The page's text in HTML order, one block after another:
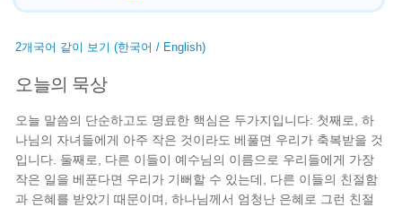
2개국어 같이 보기 (한국어 / English)
오늘의 묵상
오늘 말씀의 단순하고도 명료한 핵심은 두가지입니다: 첫째로, 하
나님의 자녀들에게 아주 작은 것이라도 베풀면 우리가 축복받을 것
입니다. 둘째로, 다른 이들이 예수님의 이름으로 우리들에게 가장
작은 일을 베푼다면 우리가 기뻐할 수 있는데, 다른 이들의 친절함
과 은혜를 받았기 때문이며, 하나님께서 엄청난 은혜로 그런 친절